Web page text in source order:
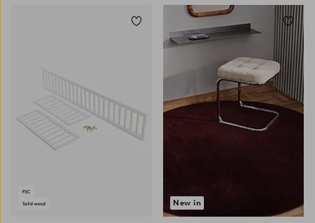
Zu Favoriten hinzufügen
New in
Zu